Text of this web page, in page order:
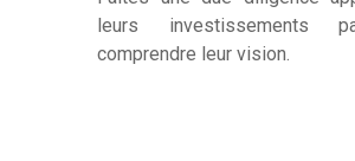
leurs investissements
comprendre leur vision.